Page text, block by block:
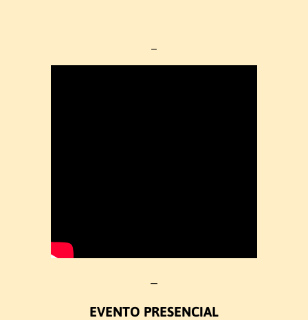
Linguística da Libras
–
–
EVENTO PRESENCIAL